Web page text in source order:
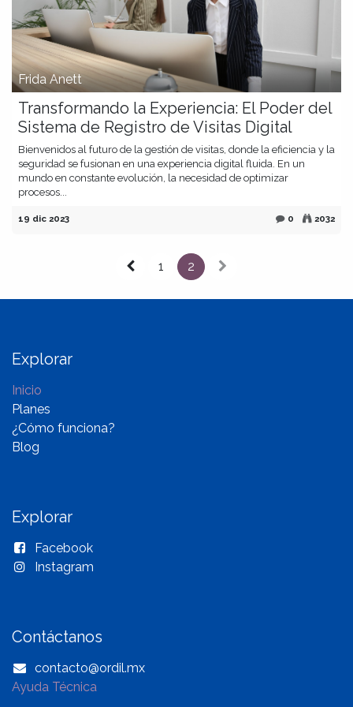
Frida Anett
Transformando la Experiencia: El Poder del
Sistema de Registro de Visitas Digital
Bienvenidos al futuro de la gestión de visitas, donde la eficiencia y la
seguridad se fusionan en una experiencia digital fluida. En un
mundo en constante evolución, la necesidad de optimizar
procesos...
19 dic 2023 0 2032
1 2
Explorar
Inicio
Planes
¿Cómo funciona?
Blog
Explorar
Facebook
Instagram
Contáctanos
contacto@ordil.mx
Ayuda Técnica